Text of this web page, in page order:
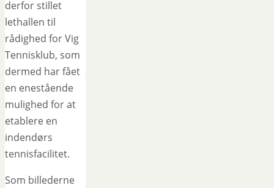
derfor stillet
lethallen til
rådighed for Vig
Tennisklub, som
dermed har fået
en enestående
mulighed for at
etablere en
indendørs
tennisfacilitet.
Som billederne